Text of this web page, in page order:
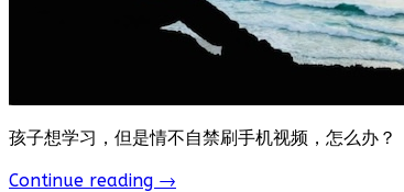
孩子想学习，但是情不自禁刷手机视频，怎么办？
Continue reading →